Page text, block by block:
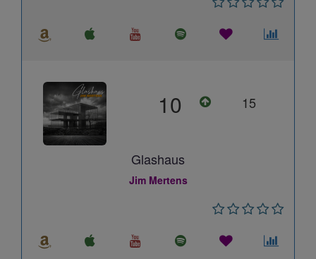
10 15
Glashaus
Jim Mertens